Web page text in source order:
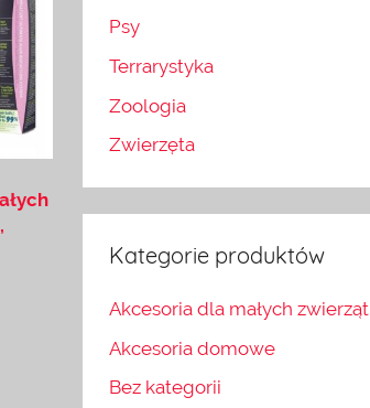
Psy
Terrarystyka
Zoologia
Zwierzęta
Kategorie produktów
Akcesoria dla małych zwierząt
Akcesoria domowe
Bez kategorii